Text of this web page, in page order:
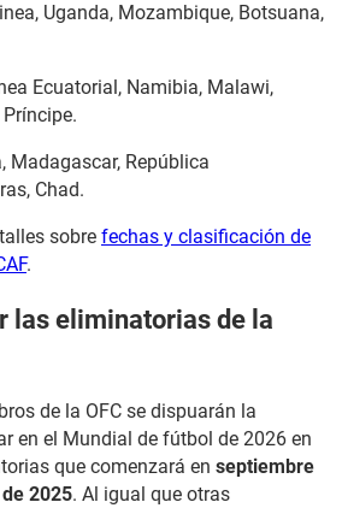
Uganda, Mozambique, Botsuana,
Ecuatorial, Namibia, Malawi,
Madagascar, República
Chad.
sobre fechas y clasificación de
.
las eliminatorias de la
de la OFC se dispuarán la
en el Mundial de fútbol de 2026 en
que comenzará en septiembre
2025. Al igual que otras